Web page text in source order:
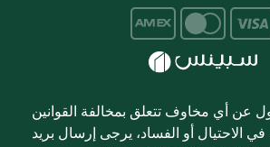
عن أي مخاوف تتعلق بمخالفة القوانين
في الاحتيال أو الفساد، يرجى إرسال بريد